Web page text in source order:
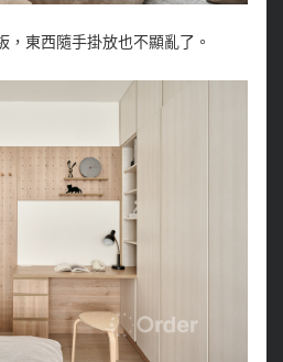
，東西隨手掛放也不顯亂了。